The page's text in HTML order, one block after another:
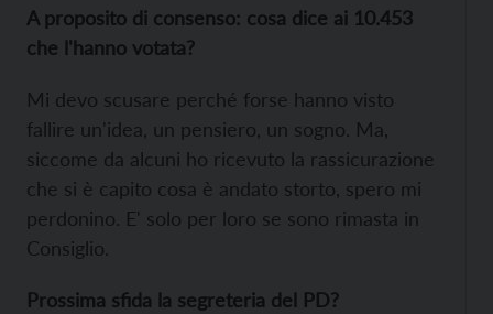
A proposito di consenso: cosa dice ai 10.453
che l'hanno votata?
Mi devo scusare perché forse hanno visto
fallire un'idea, un pensiero, un sogno. Ma,
siccome da alcuni ho ricevuto la rassicurazione
che si è capito cosa è andato storto, spero mi
perdonino. E' solo per loro se sono rimasta in
Consiglio.
Prossima sfida la segreteria del PD?